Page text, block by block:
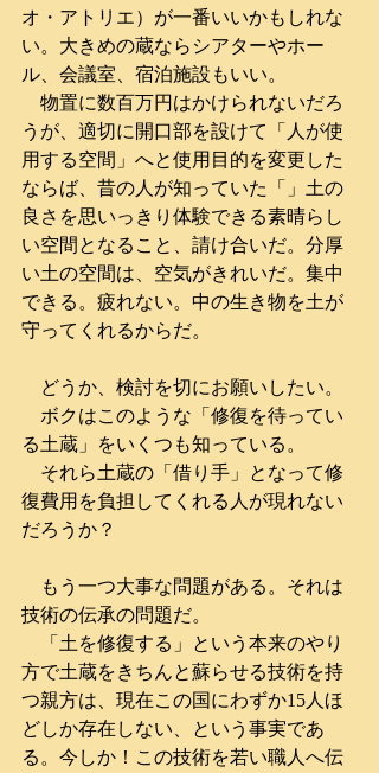
オ・アトリエ）が一番いいかもしれな
い。大きめの蔵ならシアターやホー
ル、会議室、宿泊施設もいい。
物置に数百万円はかけられないだろ
うが、適切に開口部を設けて「人が使
用する空間」へと使用目的を変更した
ならば、昔の人が知っていた「」土の
良さを思いっきり体験できる素晴らし
い空間となること、請け合いだ。分厚
い土の空間は、空気がきれいだ。集中
できる。疲れない。中の生き物を土が
守ってくれるからだ。
どうか、検討を切にお願いしたい。
ボクはこのような「修復を待ってい
る土蔵」をいくつも知っている。
それら土蔵の「借り手」となって修
復費用を負担してくれる人が現れない
だろうか？
もう一つ大事な問題がある。それは
技術の伝承の問題だ。
「土を修復する」という本来のやり
方で土蔵をきちんと蘇らせる技術を持
つ親方は、現在この国にわずか15人ほ
どしか存在しない、という事実であ
る。今しか！この技術を若い職人へ伝